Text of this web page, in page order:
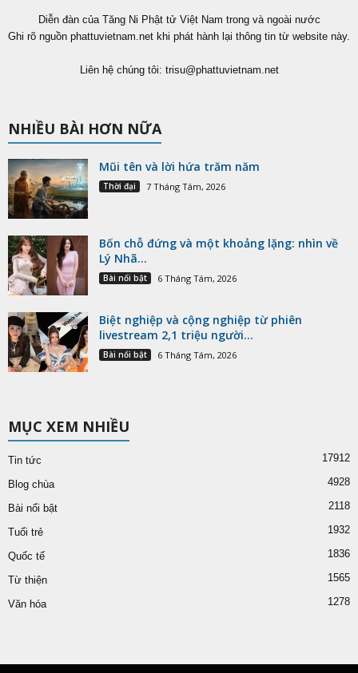
Diễn đàn của Tăng Ni Phật tử Việt Nam trong và ngoài nước
Ghi rõ nguồn phattuvietnam.net khi phát hành lại thông tin từ website này.
Liên hệ chúng tôi: trisu@phattuvietnam.net
NHIỀU BÀI HƠN NỮA
Mũi tên và lời hứa trăm năm
Thời đại 7 Tháng Tám, 2026
Bốn chỗ đứng và một khoảng lặng: nhìn về
Lý Nhã...
Bài nổi bật 6 Tháng Tám, 2026
Biệt nghiệp và cộng nghiệp từ phiên
livestream 2,1 triệu người...
Bài nổi bật 6 Tháng Tám, 2026
MỤC XEM NHIỀU
Tin tức 17912
Blog chùa 4928
Bài nổi bật 2118
Tuổi trẻ 1932
Quốc tế 1836
Từ thiện 1565
Văn hóa 1278